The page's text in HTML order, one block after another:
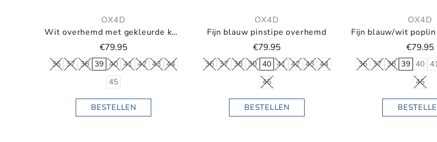
OX4D
Wit overhemd met gekleurde knopen en button-down
€79.95
36 37 38 39 40 41 42 43 44
45
BESTELLEN
OX4D
Fijn blauw pinstipe overhemd
€79.95
36 37 38 39 40 41 42 43 44
45
BESTELLEN
OX4D
€79.95
36 37 38 39 40
45